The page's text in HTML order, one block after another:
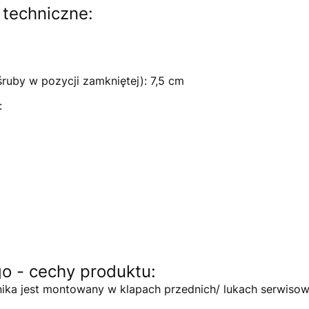
w pozycji zamkniętej): 7,5 cm
- cechy produktu:
jest montowany w klapach przednich/ lukach